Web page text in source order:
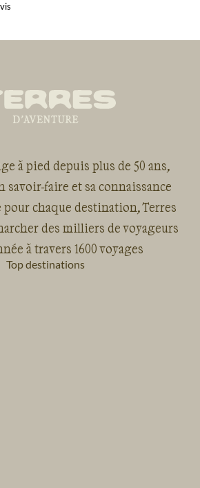
à pied depuis plus de 50 ans,
savoir-faire et sa connaissance
pour chaque destination, Terres
des milliers de voyageurs
à travers 1600 voyages
Top destinations